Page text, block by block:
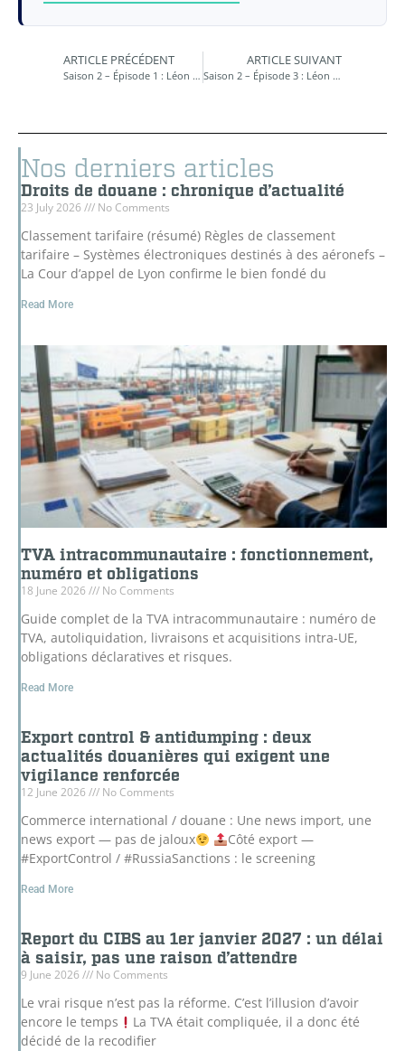
ARTICLE PRÉCÉDENT
Saison 2 – Épisode 1 : Léon le vigneron
ARTICLE SUIVANT
Saison 2 – Épisode 3 : Léon le vigneron
Nos derniers articles
Droits de douane : chronique d’actualité
23 July 2026 No Comments
Classement tarifaire (résumé) Règles de classement
tarifaire – Systèmes électroniques destinés à des aéronefs –
La Cour d’appel de Lyon confirme le bien fondé du
Read More
TVA intracommunautaire : fonctionnement,
numéro et obligations
18 June 2026 No Comments
Guide complet de la TVA intracommunautaire : numéro de
TVA, autoliquidation, livraisons et acquisitions intra-UE,
obligations déclaratives et risques.
Read More
Export control & antidumping : deux
actualités douanières qui exigent une
vigilance renforcée
12 June 2026 No Comments
Commerce international / douane : Une news import, une
news export — pas de jaloux
Côté export —
#ExportControl / #RussiaSanctions : le screening
Read More
Report du CIBS au 1er janvier 2027 : un délai
à saisir, pas une raison d’attendre
9 June 2026 No Comments
Le vrai risque n’est pas la réforme. C’est l’illusion d’avoir
encore le temps
La TVA était compliquée, il a donc été
décidé de la recodifier